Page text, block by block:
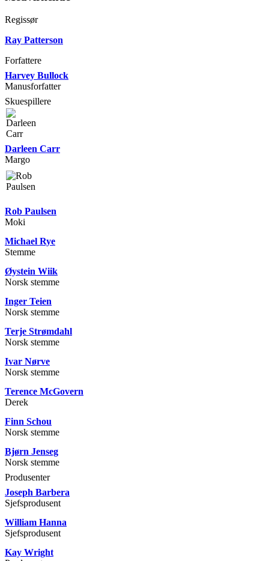
Regissør
Ray Patterson
Forfattere
Harvey Bullock
Manusforfatter
Skuespillere
Darleen Carr
Margo
Rob Paulsen
Moki
Michael Rye
Stemme
Øystein Wiik
Norsk stemme
Inger Teien
Norsk stemme
Terje Strømdahl
Norsk stemme
Ivar Nørve
Norsk stemme
Terence McGovern
Derek
Finn Schou
Norsk stemme
Bjørn Jenseg
Norsk stemme
Produsenter
Joseph Barbera
Sjefsprodusent
William Hanna
Sjefsprodusent
Kay Wright